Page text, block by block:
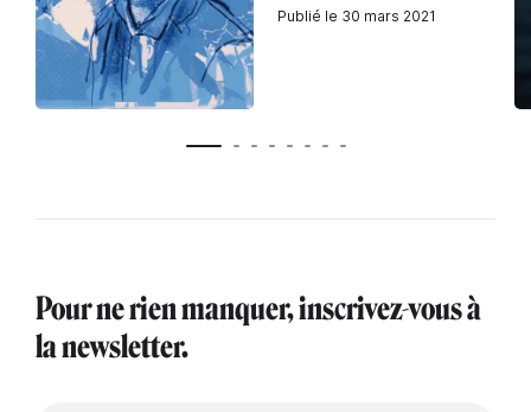
Publié le 30 mars 2021
Pour ne rien manquer, inscrivez-vous à
la newsletter.